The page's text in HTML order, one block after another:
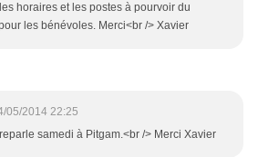
horaires et les postes à pourvoir du
les bénévoles. Merci<br /> Xavier
05/2014 22:25
samedi à Pitgam.<br /> Merci Xavier